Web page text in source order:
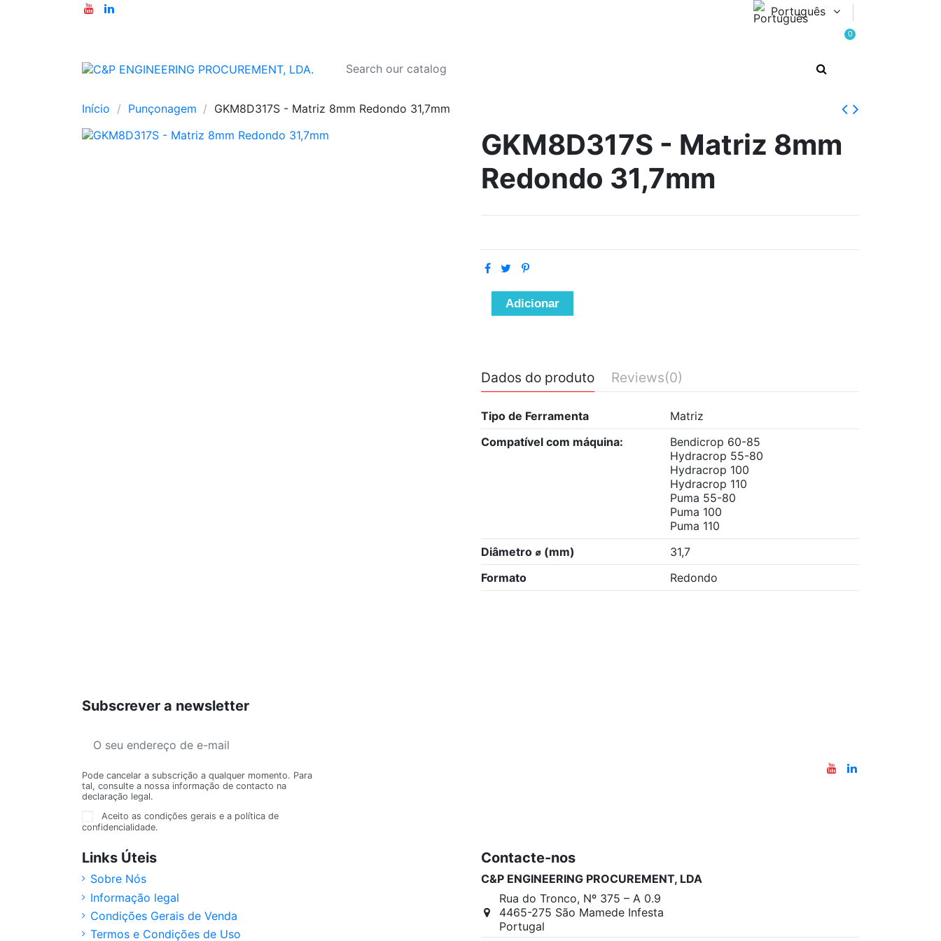
Português
0
Início Punçonagem GKM8D317S - Matriz 8mm Redondo 31,7mm
GKM8D317S - Matriz 8mm
Redondo 31,7mm
Adicionar
Dados do produto Reviews(0)
Tipo de Ferramenta
Matriz
Compatível com máquina:
Bendicrop 60-85
Hydracrop 55-80
Hydracrop 100
Hydracrop 110
Puma 55-80
Puma 100
Puma 110
Diâmetro ⌀ (mm)
31,7
Formato
Redondo
Subscrever a newsletter
Pode cancelar a subscrição a qualquer momento. Para
tal, consulte a nossa informação de contacto na
declaração legal.
Aceito as condições gerais e a política de
confidencialidade.
Links Úteis
Sobre Nós
Informação legal
Condições Gerais de Venda
Termos e Condições de Uso
Contacte-nos
C&P ENGINEERING PROCUREMENT, LDA
Rua do Tronco, Nº 375 – A 0.9
4465-275 São Mamede Infesta
Portugal